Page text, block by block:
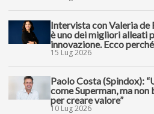
Intervista con Valeria de
è uno dei migliori alleati
innovazione. Ecco
15 Lug 2026
Paolo Costa (Spindox):
come Superman, ma
per creare valore”
10 Lug 2026